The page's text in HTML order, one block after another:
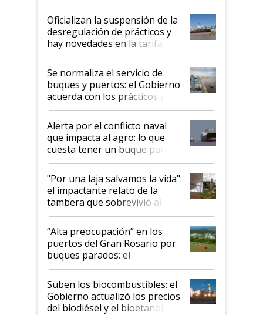
Oficializan la suspensión de la
desregulación de prácticos y
hay novedades en la tarifa de
la hidrovía
Se normaliza el servicio de
buques y puertos: el Gobierno
acuerda con los prácticos y
suspende el decreto de
desregulación
Alerta por el conflicto naval
que impacta al agro: lo que
cuesta tener un buque parado
y el peligro de que Argentina
pase a ser "país sucio"
"Por una laja salvamos la vida":
el impactante relato de la
tambera que sobrevivió al
tornado
“Alta preocupación” en los
puertos del Gran Rosario por
buques parados: el
funcionamiento de las
exportadoras en tensión tras
la medida de fuerza de los
prácticos
Suben los biocombustibles: el
Gobierno actualizó los precios
del biodiésel y el bioetanol